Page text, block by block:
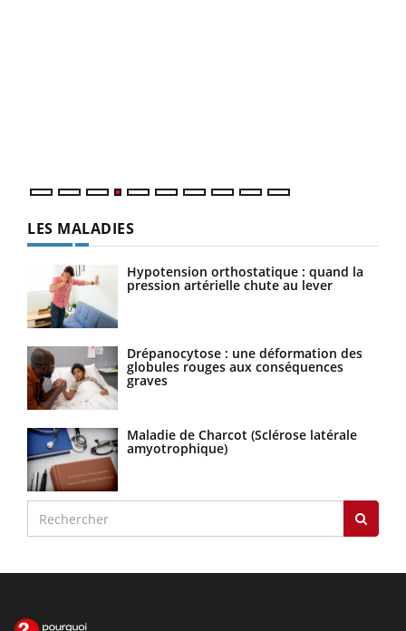
LES MALADIES
Hypotension orthostatique : quand la
pression artérielle chute au lever
Drépanocytose : une déformation des
globules rouges aux conséquences
graves
Maladie de Charcot (Sclérose latérale
amyotrophique)